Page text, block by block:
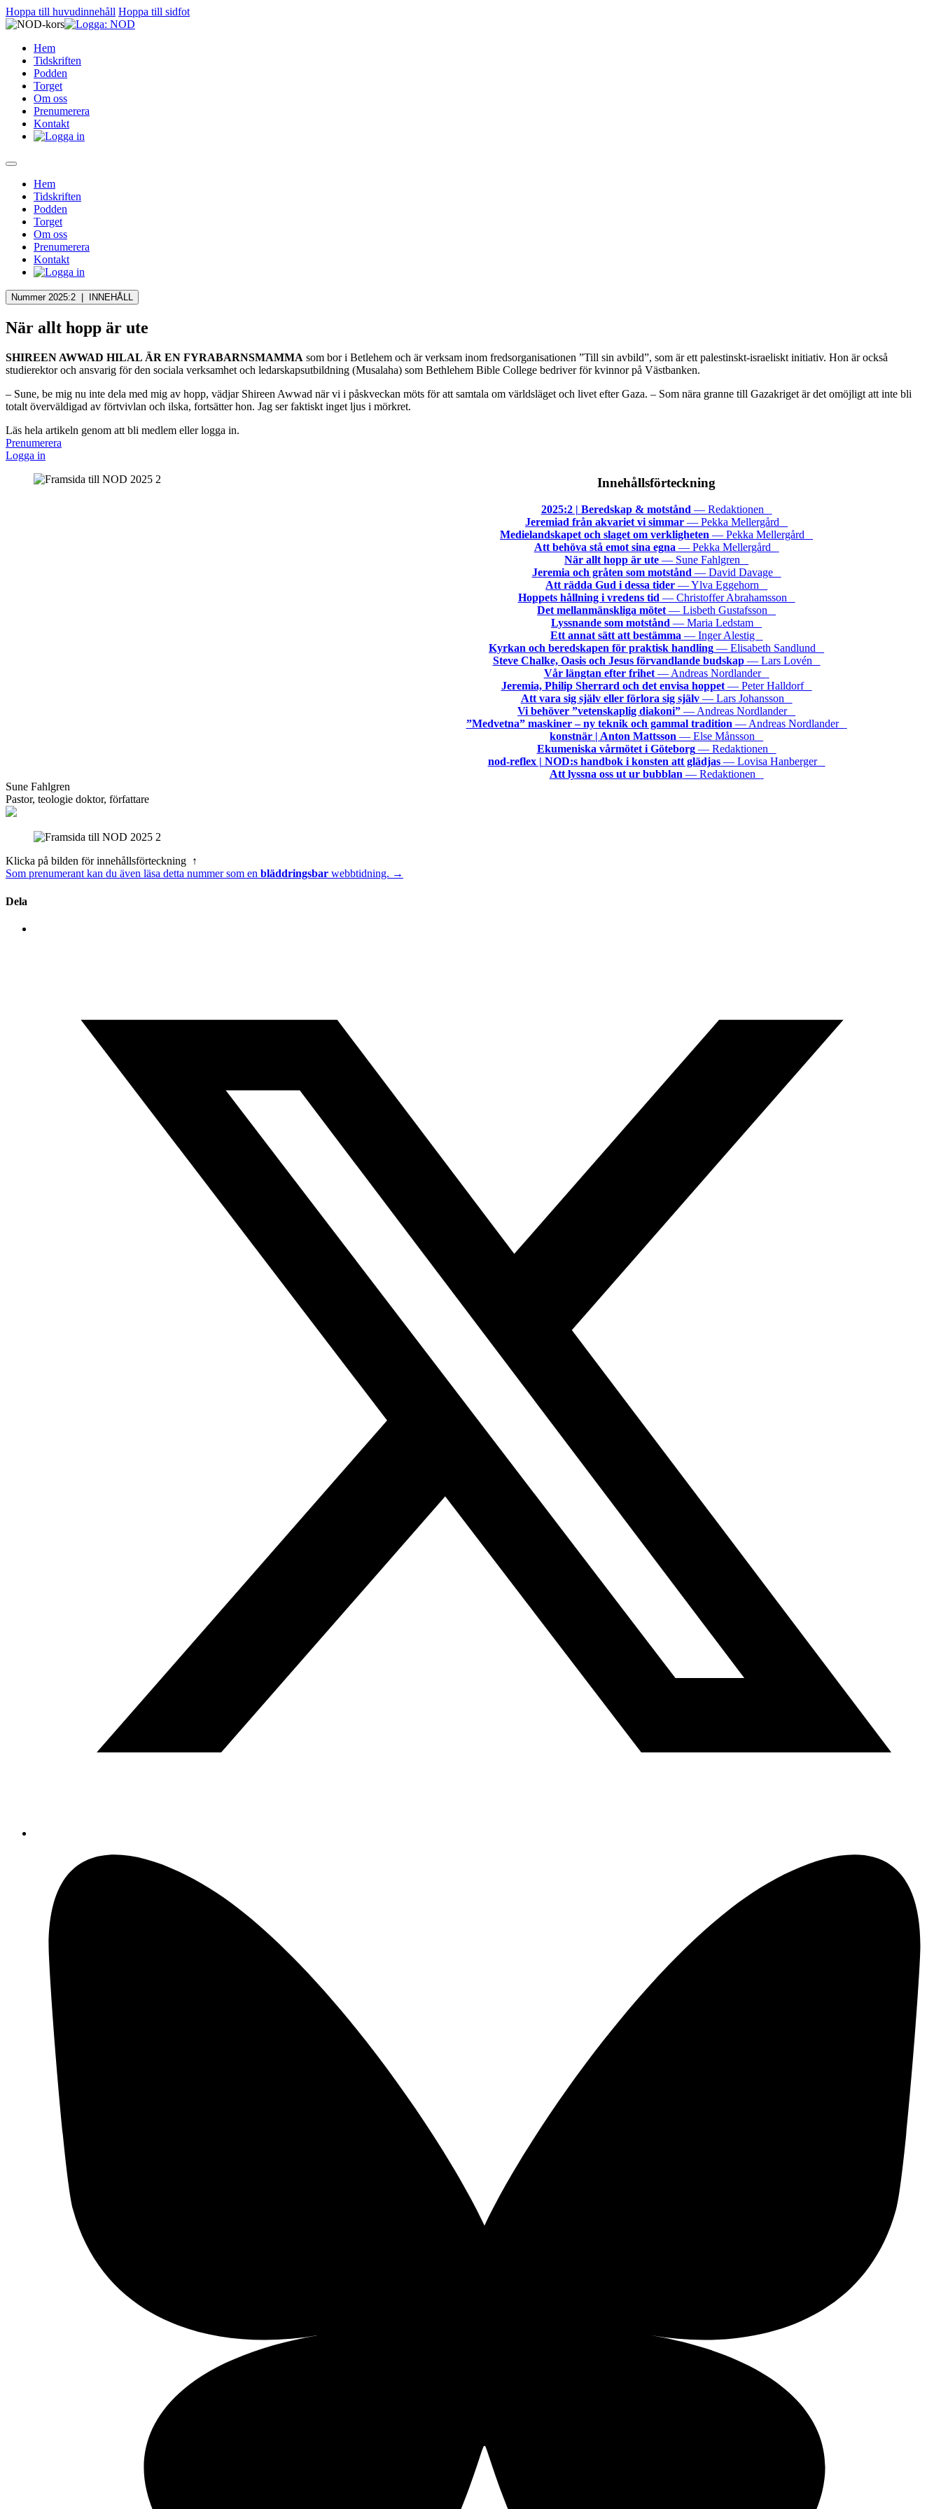
Hoppa till huvudinnehåll Hoppa till sidfot
Hem
Tidskriften
Podden
Torget
Om oss
Prenumerera
Kontakt
Hem
Tidskriften
Podden
Torget
Om oss
Prenumerera
Kontakt
Nummer 2025:2 | INNEHÅLL
När allt hopp är ute
SHIREEN AWWAD HILAL ÄR EN FYRABARNSMAMMA som bor i Betlehem och är verksam inom fredsorganisationen ”Till sin avbild”, som är ett palestinskt-israeliskt initiativ. Hon är också
studierektor och ansvarig för den sociala verksamhet och ledarskapsutbildning (Musalaha) som Bethlehem Bible College bedriver för kvinnor på Västbanken.
– Sune, be mig nu inte dela med mig av hopp, vädjar Shireen Awwad när vi i påskveckan möts för att samtala om världsläget och livet efter Gaza. – Som nära granne till Gazakriget är det omöjligt att inte bli
totalt överväldigad av förtvivlan och ilska, fortsätter hon. Jag ser faktiskt inget ljus i mörkret.
Läs hela artikeln genom att bli medlem eller logga in.
Prenumerera
Logga in
Innehållsförteckning
2025:2 | Beredskap & motstånd — Redaktionen
Jeremiad från akvariet vi simmar — Pekka Mellergård
Medielandskapet och slaget om verkligheten — Pekka Mellergård
Att behöva stå emot sina egna — Pekka Mellergård
När allt hopp är ute — Sune Fahlgren
Jeremia och gråten som motstånd — David Davage
Att rädda Gud i dessa tider — Ylva Eggehorn
Hoppets hållning i vredens tid — Christoffer Abrahamsson
Det mellanmänskliga mötet — Lisbeth Gustafsson
Lyssnande som motstånd — Maria Ledstam
Ett annat sätt att bestämma — Inger Alestig
Kyrkan och beredskapen för praktisk handling — Elisabeth Sandlund
Steve Chalke, Oasis och Jesus förvandlande budskap— Lars Lovén
Vår längtan efter frihet— Andreas Nordlander
Jeremia, Philip Sherrard och det envisa hoppet— Peter Halldorf
Att vara sig själv eller förlora sig själv— Lars Johansson
Vi behöver ”vetenskaplig diakoni” — Andreas Nordlander
”Medvetna” maskiner – ny teknik och gammal tradition — Andreas Nordlander
konstnär | Anton Mattsson — Else Månsson
Ekumeniska vårmötet i Göteborg— Redaktionen
nod-reflex | NOD:s handbok i konsten att glädjas— Lovisa Hanberger
Att lyssna oss ut ur bubblan — Redaktionen
Sune Fahlgren
Pastor, teologie doktor, författare
Klicka på bilden för innehållsförteckning ↑
Som prenumerant kan du även läsa detta nummer som en bläddringsbar webbtidning. →
Dela